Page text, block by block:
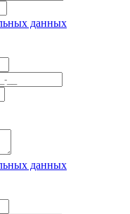
данных
данных